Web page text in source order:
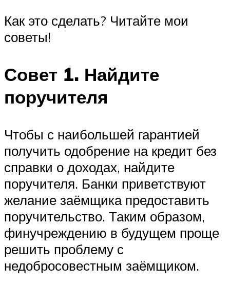
Как это сделать? Читайте мои
советы!
Совет 1. Найдите
поручителя
Чтобы с наибольшей гарантией
получить одобрение на кредит без
справки о доходах, найдите
поручителя. Банки приветствуют
желание заёмщика предоставить
поручительство. Таким образом,
финучреждению в будущем проще
решить проблему с
недобросовестным заёмщиком.